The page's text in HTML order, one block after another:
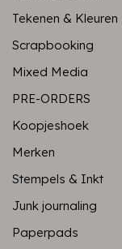
Tekenen & Kleuren
Scrapbooking
Mixed Media
PRE-ORDERS
Koopjeshoek
Merken
Stempels & Inkt
Junk journaling
Paperpads